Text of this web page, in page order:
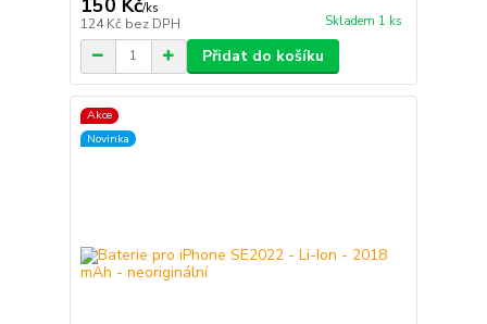
150 Kč/ks
124 Kč bez DPH Skladem 1 ks
Přidat do košíku
Akce
Novinka